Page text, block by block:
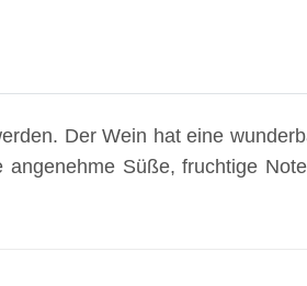
Der Wein hat eine
Süße, fruchtige